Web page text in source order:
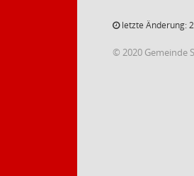
letzte Änderung:
© 2020 Gemeinde